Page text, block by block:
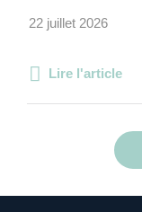
22 juillet 2026
Lire l'article